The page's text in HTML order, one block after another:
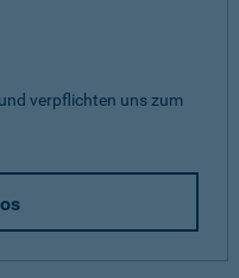
verpflichten uns zum